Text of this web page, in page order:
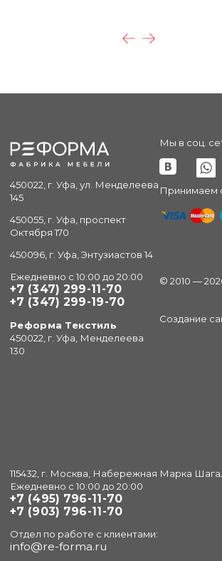
450022, г. Уфа, ул. Менделеева
145
450055, г. Уфа, проспект
Октября 170
450096, г. Уфа, Энтузиастов 14
Ежедневно с 10:00 до 20:00
+7 (347) 299-11-70
+7 (347) 299-19-70
Реформа Текстиль
450022, г. Уфа, Менделеева
130
115432, г. Москва, Набережная Марка
Ежедневно с 10:00 до 20:00
+7 (495) 796-11-70
+7 (903) 796-11-70
Отдел по работе с клиентами:
info@re-forma.ru
Мы в соц.
Принимаем
© 2010 —
Создание